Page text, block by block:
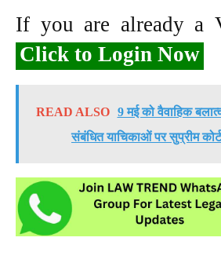
If you are already a
Click to Login Now
READ ALSO
9 मई को वैवाहिक
संबंधित याचिकाओं पर सुप्रीम